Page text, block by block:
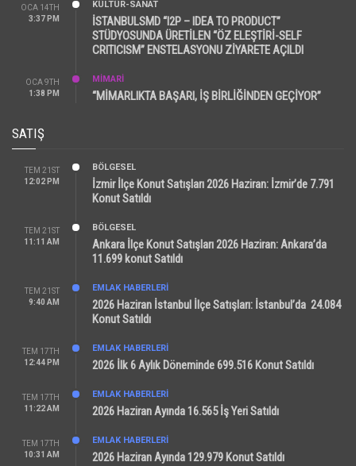
OCA 14TH
3:37 PM
KÜLTÜR-SANAT
İSTANBULSMD “I2P – IDEA TO PRODUCT”
STÜDYOSUNDA ÜRETİLEN “ÖZ ELEŞTİRİ-SELF
CRITICISM” ENSTELASYONU ZİYARETE AÇILDI
OCA 9TH
1:38 PM
MİMARİ
“MİMARLIKTA BAŞARI, İŞ BİRLİĞİNDEN GEÇİYOR”
SATIŞ
TEM 21ST
12:02 PM
BÖLGESEL
İzmir İlçe Konut Satışları 2026 Haziran: İzmir’de 7.791
Konut Satıldı
TEM 21ST
11:11 AM
BÖLGESEL
Ankara İlçe Konut Satışları 2026 Haziran: Ankara’da
11.699 konut Satıldı
TEM 21ST
9:40 AM
EMLAK HABERLERI
2026 Haziran İstanbul İlçe Satışları: İstanbul’da 24.084
Konut Satıldı
TEM 17TH
12:44 PM
EMLAK HABERLERI
2026 İlk 6 Aylık Döneminde 699.516 Konut Satıldı
TEM 17TH
11:22 AM
EMLAK HABERLERI
2026 Haziran Ayında 16.565 İş Yeri Satıldı
TEM 17TH
10:31 AM
EMLAK HABERLERI
2026 Haziran Ayında 129.979 Konut Satıldı